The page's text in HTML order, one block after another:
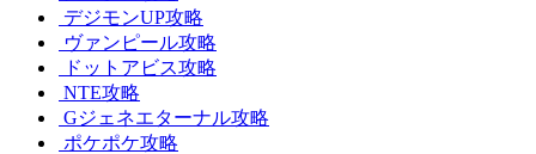
デジモンUP攻略
ヴァンピール攻略
ドットアビス攻略
NTE攻略
Gジェネエターナル攻略
ポケポケ攻略